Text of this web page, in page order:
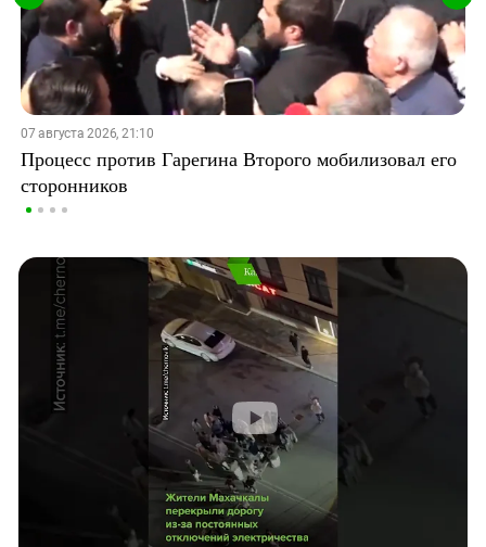
07 августа 2026, 21:10
Процесс против Гарегина Второго мобилизовал его
сторонников